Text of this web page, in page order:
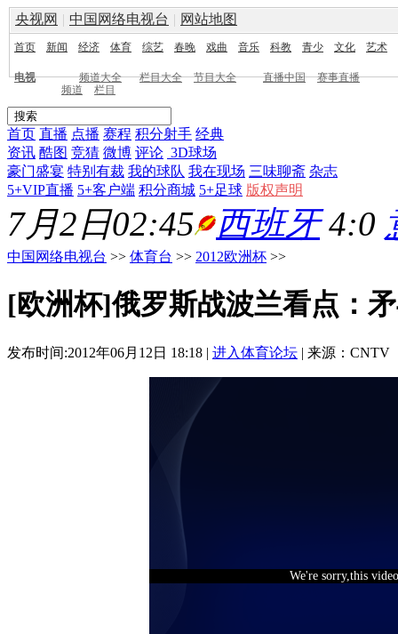
央视网 | 中国网络电视台 | 网站地图
首页 新闻 经济 体育 综艺 春晚 戏曲 音乐 科教 青少 文化 艺术
电视 频道大全 栏目大全 节目大全 直播中国
赛事直播
频道
栏目
首页 直播 点播 赛程 积分射手 经典
资讯 酷图 竞猜 微博 评论 3D球场
豪门盛宴 特别有裁 我的球队 我在现场 三味聊斋 杂志
5+VIP直播 5+客户端 积分商城 5+足球 版权声明
7月2日02:45 西班牙4:0
中国网络电视台 >> 体育台 >> 2012欧洲杯 >>
[欧洲杯]俄罗斯战波兰看点：
发布时间:2012年06月12日 18:18 | 进入体育论坛 | 来源：CNTV
We're sorry,this